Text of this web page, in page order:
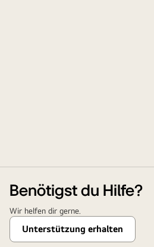
Benötigst du Hilfe?
Wir helfen dir gerne.
Unterstützung erhalten